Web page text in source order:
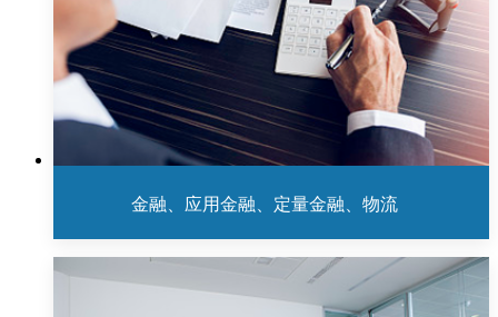
金融、应用金融、定量金融、物流